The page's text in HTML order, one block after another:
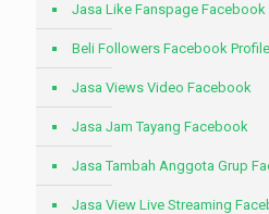
Jasa Like Fanspage Facebook
Beli Followers Facebook Profile
Jasa Views Video Facebook
Jasa Jam Tayang Facebook
Jasa Tambah Anggota Grup
Jasa View Live Streaming